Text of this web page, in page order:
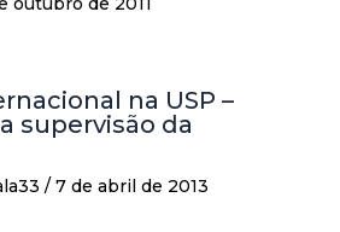
na USP –
supervisão da
/ 7 de abril de 2013